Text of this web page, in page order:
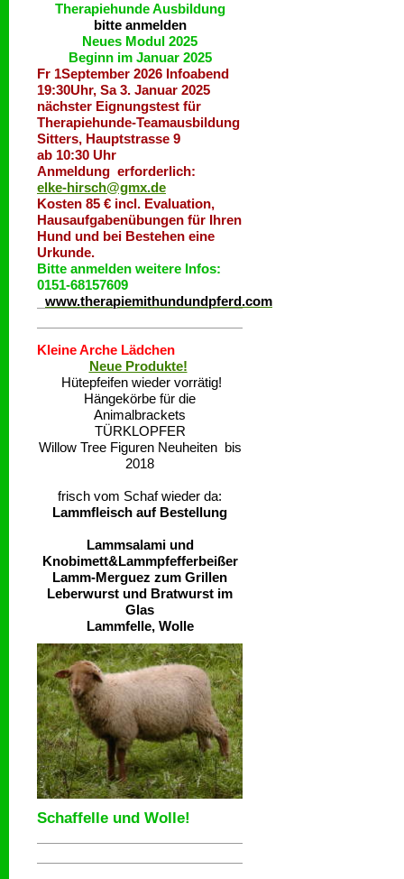
Therapiehunde Ausbildung
bitte anmelden
Neues Modul 2025
Beginn im Januar 2025
Fr 1September 2026 Infoabend
19:30Uhr, Sa 3. Januar 2025
nächster Eignungstest für
Therapiehunde-Teamausbildung
Sitters, Hauptstrasse 9
ab 10:30 Uhr
Anmeldung erforderlich:
elke-hirsch@gmx.de
Kosten 85 € incl. Evaluation,
Hausaufgabenübungen für Ihren
Hund und bei Bestehen eine
Urkunde.
Bitte anmelden weitere Infos:
0151-68157609
www.therapiemithundundpferd.com
Kleine Arche Lädchen
Neue Produkte!
Hütepfeifen wieder vorrätig!
Hängekörbe für die
Animalbrackets
TÜRKLOPFER
Willow Tree Figuren Neuheiten bis
2018
frisch vom Schaf wieder da:
Lammfleisch auf Bestellung
Lammsalami und
Knobimett&Lammpfefferbeißer
Lamm-Merguez zum Grillen
Leberwurst und Bratwurst im
Glas
Lammfelle, Wolle
Schaffelle und Wolle!